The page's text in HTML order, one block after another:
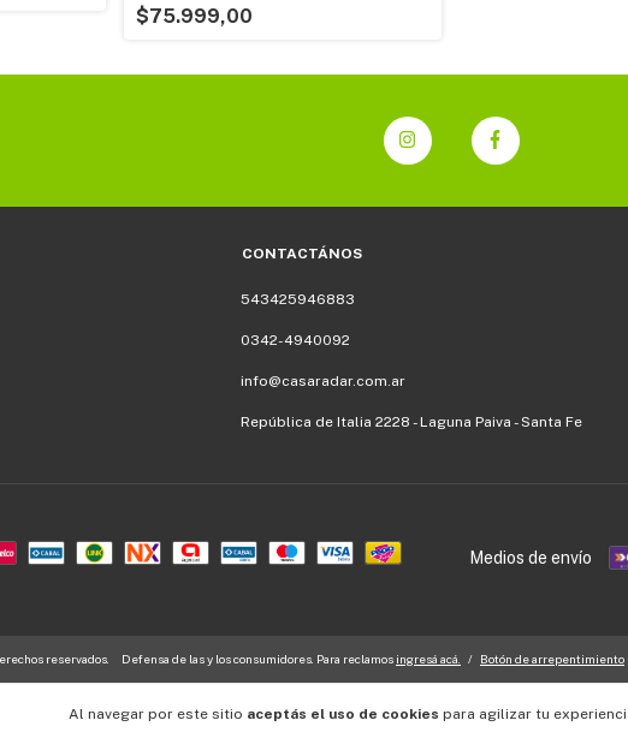
Al navegar por este sitio aceptás el uso de cookies para agilizar tu
$75.999,00
CONTACTÁNOS
543425946883
0342-4940092
info@casaradar.com.ar
República de Italia 2228 - Laguna Paiva - Santa Fe
Medios de envío
reservados. Defensa de las y los consumidores. Para reclamos ingresá acá. / Botón de arrepentimiento